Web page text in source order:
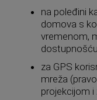
na poleđini
domova s
vremenom,
dostupnošću
za GPS
mreža
projekcijom i